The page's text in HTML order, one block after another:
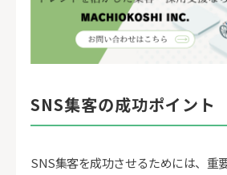
SNS集客の成功ポイント
SNS集客を成功させるためには、重